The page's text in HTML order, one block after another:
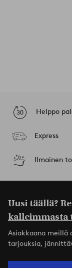
Helppo
Express
Ilmainen
Uusi täällä?
kalleimmasta
Asiakkaana meillä
tarjouksia,